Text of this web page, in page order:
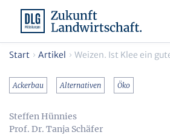
Start Artikel Weizen. Ist Klee ein
Ackerbau Alternativen Öko
Steffen Hünnies
Prof. Dr. Tanja Schäfer